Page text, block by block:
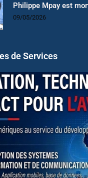
Philippe Mpay est
09/05/2026
de Services